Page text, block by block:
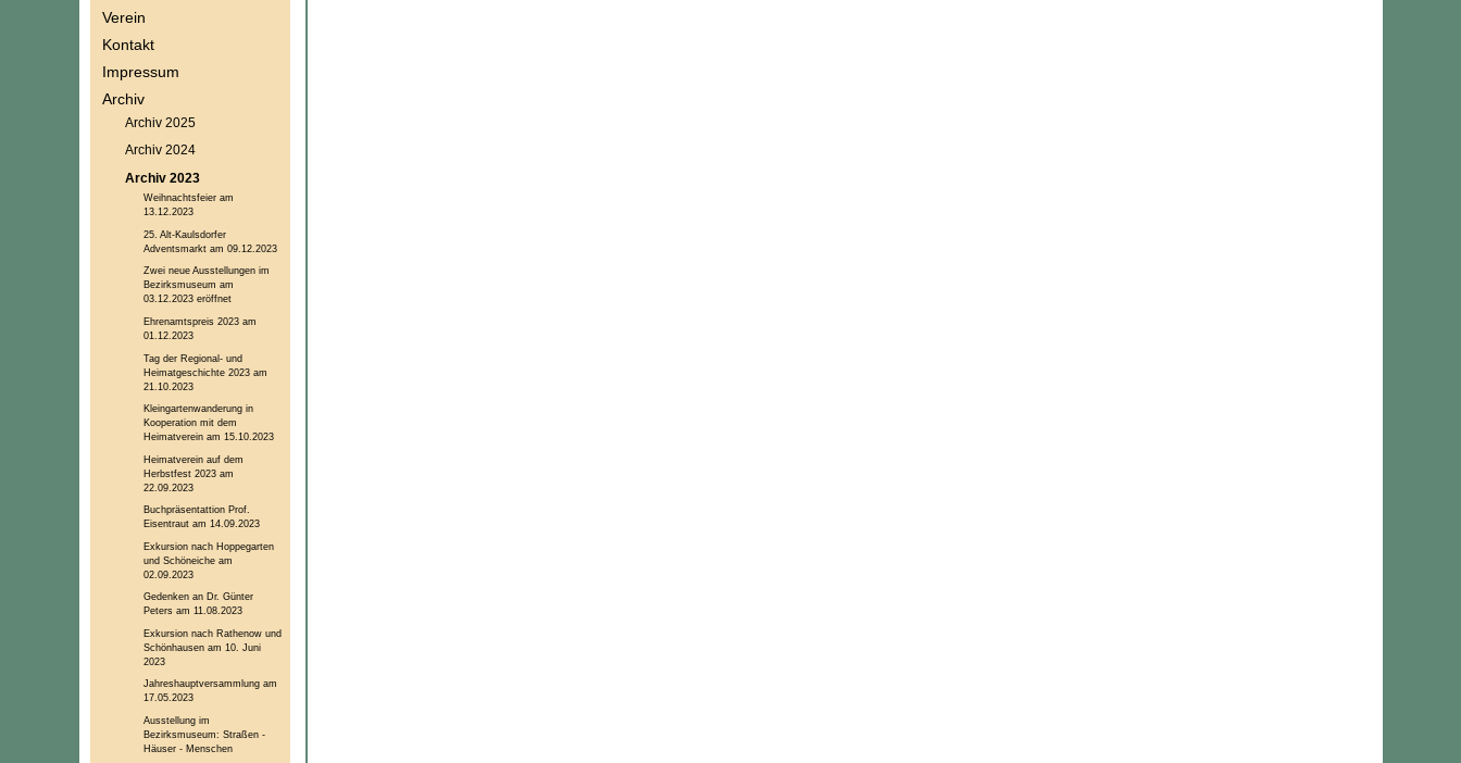
Verein
Kontakt
Impressum
Archiv
Archiv 2025
Archiv 2024
Archiv 2023
Weihnachtsfeier am
13.12.2023
25. Alt-Kaulsdorfer
Adventsmarkt am 09.12.2023
Zwei neue Ausstellungen im
Bezirksmuseum am
03.12.2023 eröffnet
Ehrenamtspreis 2023 am
01.12.2023
Tag der Regional- und
Heimatgeschichte 2023 am
21.10.2023
Kleingartenwanderung in
Kooperation mit dem
Heimatverein am 15.10.2023
Heimatverein auf dem
Herbstfest 2023 am
22.09.2023
Buchpräsentattion Prof.
Eisentraut am 14.09.2023
Exkursion nach Hoppegarten
und Schöneiche am
02.09.2023
Gedenken an Dr. Günter
Peters am 11.08.2023
Exkursion nach Rathenow und
Schönhausen am 10. Juni
2023
Jahreshauptversammlung am
17.05.2023
Ausstellung im
Bezirksmuseum: Straßen -
Häuser - Menschen